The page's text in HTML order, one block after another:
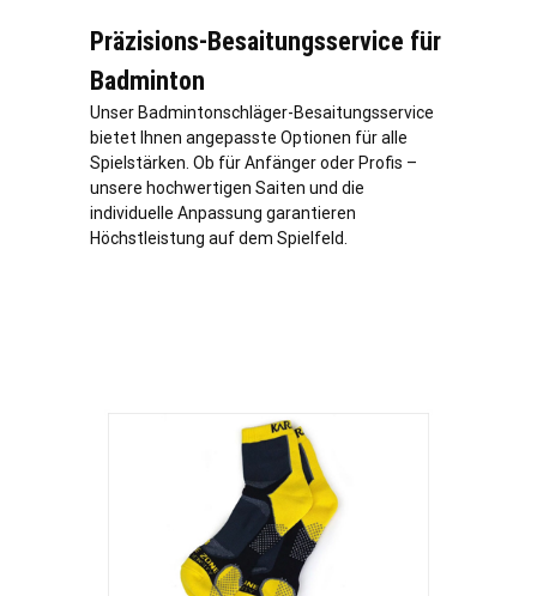
Präzisions-Besaitungsservice für
Badminton
Unser Badmintonschläger-Besaitungsservice
bietet Ihnen angepasste Optionen für alle
Spielstärken. Ob für Anfänger oder Profis –
unsere hochwertigen Saiten und die
individuelle Anpassung garantieren
Höchstleistung auf dem Spielfeld.